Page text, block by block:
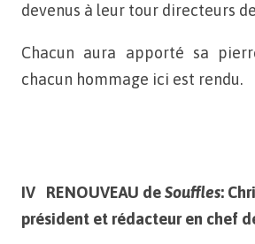
devenus à leur tour directeurs
Chacun aura apporté sa
chacun hommage ici est rendu.
IV RENOUVEAU deSouffles:
président et rédacteur en chef